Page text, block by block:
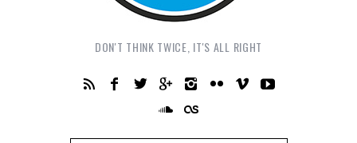
DON'T THINK TWICE, IT'S ALL RIGHT